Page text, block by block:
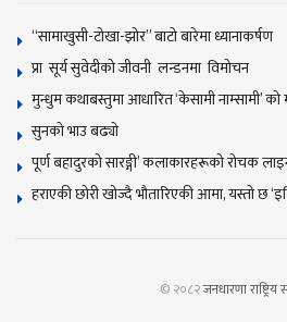
“सामाखुसी-टोखा-झोर” बाटो बारेमा ध्यानाकर्षण
प्रा सूर्य सुवेदीको जीवनी लन्डनमा विमोचन
मुन्धुम कथाबस्तुमा आधारित ‘केसामी नाम्सामी’
सुनकाे भाउ बढ्याे
पूर्ण बहादुरको सारङ्गी’ कलाकारहरूको रोचक
हराएकी छोरी खोज्दै भौतारिएकी आमा, यस्तो छ
© २०८२जनधारणा राष्ट्रिय